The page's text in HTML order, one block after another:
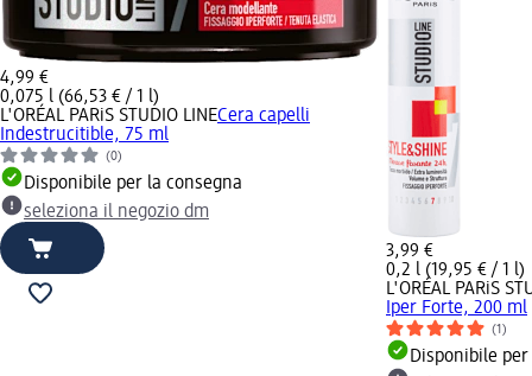
4,99 €
0,075 l (66,53 € / 1 l)
L'ORÉAL PARiS STUDIO LINECera capelli
Indestrucitible, 75 ml
(0)
Disponibile per la consegna
seleziona il negozio dm
3,99 €
0,2 l (19,95 € / 1 l)
L'ORÉAL PARiS
Iper Forte, 200 ml
(1)
Disponibile